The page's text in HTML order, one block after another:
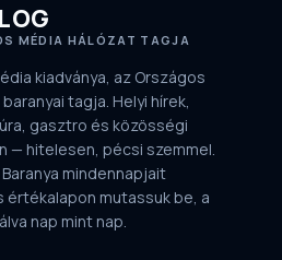
MÉDIA HÁLÓZAT TAGJA
kiadványa, az Országos
tagja. Helyi hírek,
gasztro és közösségi
— hitelesen, pécsi szemmel.
mindennapjait
mutassuk be, a
nap mint nap.